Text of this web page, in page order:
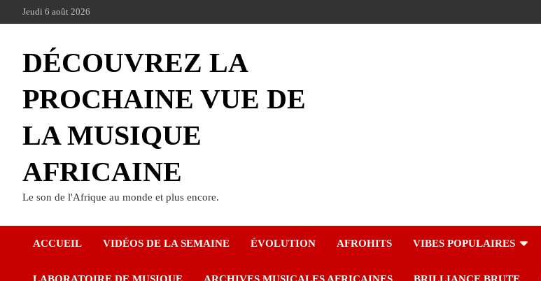
Jeudi 6 août 2026
DÉCOUVREZ LA
PROCHAINE VUE DE
LA MUSIQUE
AFRICAINE
Le son de l'Afrique au monde et plus encore.
ACCUEIL VIDÉOS DE LA SEMAINE ÉVOLUTION AFROHITS VIBES POPULAIRES